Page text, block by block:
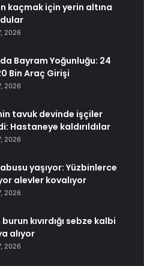
kaçmak için yerin altına
2026
Bayram Yoğunluğu: 24
Bin Araç Girişi
2026
tavuk devinde işçiler
Hastaneye kaldırıldılar
2026
yaşıyor: Yüzbinlerce
alevler kovalıyor
2026
kıvırdığı sebze kalbi
alıyor
2026